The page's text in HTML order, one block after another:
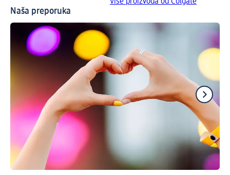
Više proizvoda od Colgate
Naša preporuka